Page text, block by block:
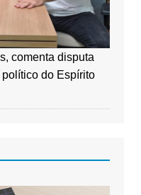
comenta disputa
do Espírito